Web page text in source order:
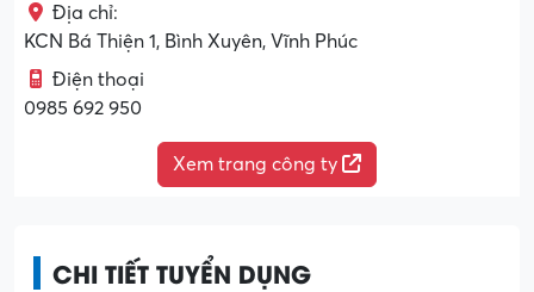
Địa chỉ:
KCN Bá Thiện 1, Bình Xuyên, Vĩnh Phúc
Điện thoại
0985 692 950
Xem trang công ty
CHI TIẾT TUYỂN DỤNG